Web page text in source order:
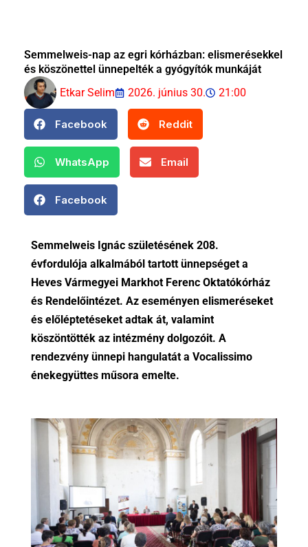
Semmelweis-nap az egri kórházban: elismerésekkel
és köszönettel ünnepelték a gyógyítók munkáját
Etkar Selim
2026. június 30. 21:00
Facebook Reddit
WhatsApp Email
Facebook
Semmelweis Ignác születésének 208.
évfordulója alkalmából tartott ünnepséget a
Heves Vármegyei Markhot Ferenc Oktatókórház
és Rendelőintézet. Az eseményen elismeréseket
és előléptetéseket adtak át, valamint
köszöntötték az intézmény dolgozóit. A
rendezvény ünnepi hangulatát a Vocalissimo
énekegyüttes műsora emelte.